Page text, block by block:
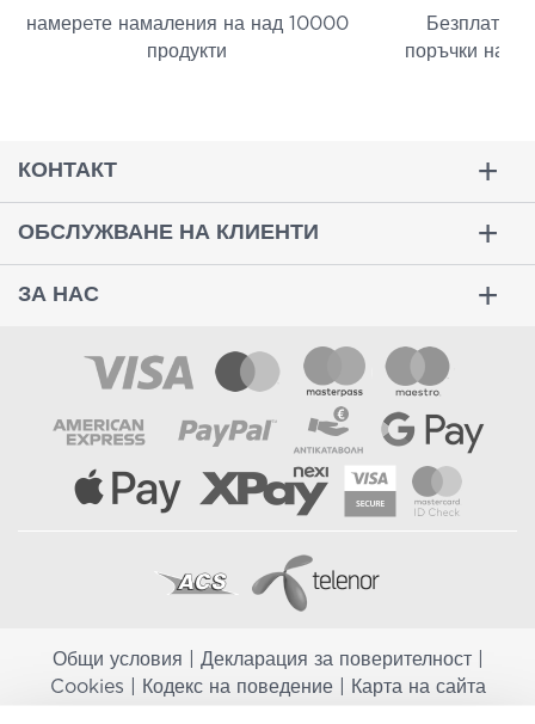
намерeте намаления на над 10000
продукти
Безплатна
поръчки над
КОНТАКТ
ОБСЛУЖВАНЕ НА КЛИЕНТИ
ЗА НАС
Общи условия Декларация за поверителност|
Cookies
Кодекс на поведение| Карта на сайта